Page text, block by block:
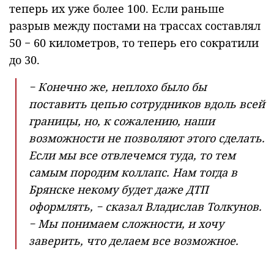
теперь их уже более 100. Если раньше
разрыв между постами на трассах составлял
50 − 60 километров, то теперь его сократили
до 30.
− Конечно же, неплохо было бы
поставить цепью сотрудников вдоль всей
границы, но, к сожалению, наши
возможности не позволяют этого сделать.
Если мы все отвлечемся туда, то тем
самым породим коллапс. Нам тогда в
Брянске некому будет даже ДТП
оформлять, − сказал Владислав Толкунов.
− Мы понимаем сложности, и хочу
заверить, что делаем все возможное.